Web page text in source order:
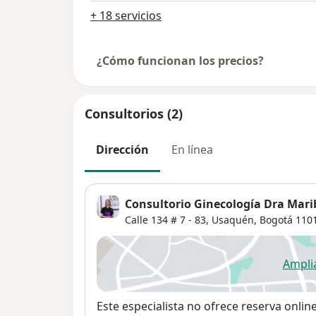
+ 18 servicios
¿Cómo funcionan los precios?
Consultorios (2)
Dirección En línea
Consultorio Ginecología Dra
Calle 134 # 7 - 83, Usaquén, Bogotá
Disponibilidad
Este especialista no ofrece reserva